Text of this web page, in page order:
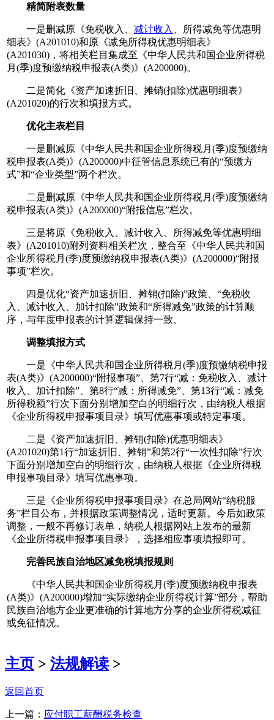
精简附表数量
一是删减原《免税收入、 减计收入
、所得减免等优惠明
细表》(A201010)和原《减免所得税优惠明细表》
(A201030)，将相关栏目集成至《中华人民共和国企业所得税
月(季)度预缴纳税申报表(A类)》(A200000)。
二是简化《资产加速折旧、摊销(扣除)优惠明细表》
(A201020)的行次和填报方式。
优化主表栏目
一是删减原《中华人民共和国企业所得税月(季)度预缴纳
税申报表(A类)》(A200000)中征管信息系统已有的“预缴方
式”和“企业类型”两个栏次。
二是删减原《中华人民共和国企业所得税月(季)度预缴纳
税申报表(A类)》(A200000)“附报信息”栏次。
三是将原《免税收入、减计收入、所得减免等优惠明细
表》(A201010)附列资料相关栏次，整合至《中华人民共和国
企业所得税月(季)度预缴纳税申报表(A类)》(A200000)“附报
事项”栏次。
四是优化“资产加速折旧、摊销(扣除)”政策、“免税收
入、减计收入、加计扣除”政策和“所得减免”政策的计算顺
序，与年度申报表的计算逻辑保持一致。
调整填报方式
一是《中华人民共和国企业所得税月(季)度预缴纳税申报
表(A类)》(A200000)“附报事项”、第7行“减：免税收入、减计
收入、加计扣除”、第8行“减：所得减免”、第13行“减：减免
所得税额”行次下面分别增加空白的明细行次，由纳税人根据
《企业所得税申报事项目录》填写优惠事项或特定事项。
二是《资产加速折旧、摊销(扣除)优惠明细表》
(A201020)第1行“加速折旧、摊销”和第2行“一次性扣除”行次
下面分别增加空白的明细行次，由纳税人根据《企业所得税
申报事项目录》填写优惠事项。
三是《企业所得税申报事项目录》在总局网站“纳税服
务”栏目公布，并根据政策调整情况，适时更新。今后如政策
调整，一般不再修订表单，纳税人根据网站上发布的最新
《企业所得税申报事项目录》，选择相应事项填报即可。
完善民族自治地区减免税填报规则
《中华人民共和国企业所得税月(季)度预缴纳税申报表
(A类)》(A200000)增加“实际缴纳企业所得税计算”部分，帮助
民族自治地方企业更准确的计算地方分享的企业所得税减征
或免征情况。
主页 > 法规解读 >
返回首页
上一篇： 应付职工薪酬税务检查